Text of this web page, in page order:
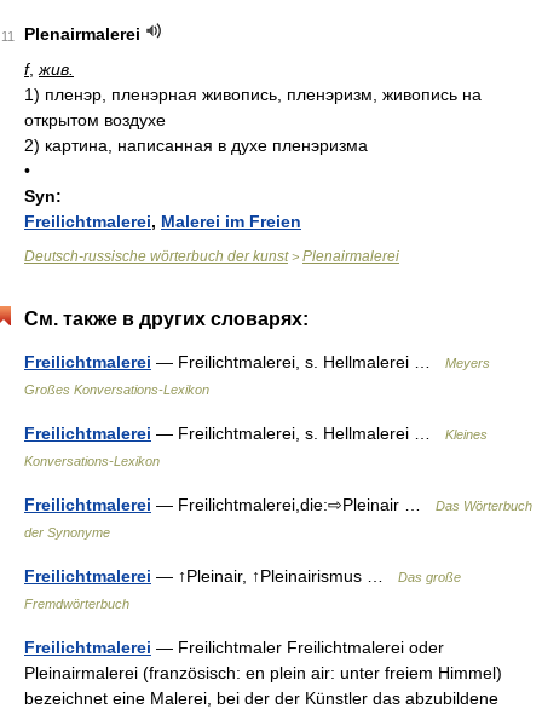
11
Plenairmalerei
f, жив.
1) пленэр, пленэрная живопись, пленэризм, живопись на
открытом воздухе
2) картина, написанная в духе пленэризма
•
Syn:
Freilichtmalerei, Malerei im Freien
Deutsch-russische wörterbuch der kunst> Plenairmalerei
См. также в других словарях:
Freilichtmalerei — Freilichtmalerei, s. Hellmalerei …
Meyers
Großes Konversations-Lexikon
Freilichtmalerei — Freilichtmalerei, s. Hellmalerei …
Kleines
Konversations-Lexikon
Freilichtmalerei — Freilichtmalerei,die:⇨Pleinair …
Das Wörterbuch
der Synonyme
Freilichtmalerei — ↑Pleinair, ↑Pleinairismus …
Das große
Fremdwörterbuch
Freilichtmalerei — Freilichtmaler Freilichtmalerei oder
Pleinairmalerei (französisch: en plein air: unter freiem Himmel)
bezeichnet eine Malerei, bei der der Künstler das abzubildene